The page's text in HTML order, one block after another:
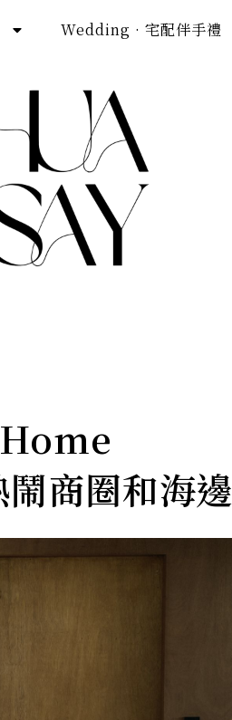
Wedding · 宅配伴手禮
商圈和海邊